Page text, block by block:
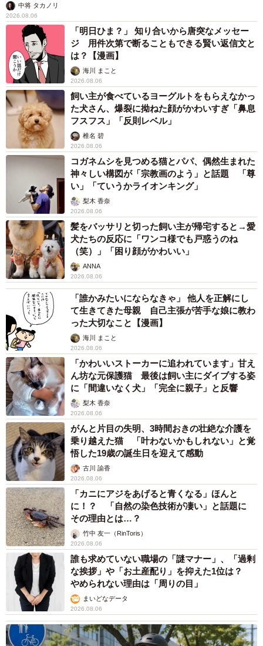
実家の父母を蔑む言葉（を言われた。）
暴力を受けたことに対して、何らかの手段を取っ
たか
実際に配偶者や元配偶者から言葉の暴力を受けたことがあ
る人を対象に、「言葉の暴力を受けたことに対して何らか
の手段を取ったか」と聞いたところ、「何らかの手段を取
った」と回答した人が28％、「取りたいと思ったが取れな
かった」と回答した人が30％、「取らなかった」と回答し
た人が42％でした。
また男性で、「何らかの手段を取った」と回答した人が
23.8％、「取りたいと思ったが取れなかった」と回答した
人が40.5％、「取らなかった」と回答した人が35.7％。女
性で、「何らかの手段を取った」と回答した人が31％、
「取りたいと思ったが取れなかった」と回答した人が
22.4％、「取らなかった」と回答した人が46.6％でした。
「何らかの手段を取った」と回答した男性は女性より約7％
も少なく、「取りたいと思ったが取れなかった」という男
性は女性より約20％多い結果となっています。
カケコム「夫婦間の言葉の暴力はDVになる？離婚できるケースと言動例5
選を解説」https://www.kakekomu.com/media/28848/ より
中将 タカノリ
2026.08.06
「明日ひま？」 知り合いから唐突なメッセー
ジ 用件次第で断ることもできる賢い返信文と
は？【漫画】
海川 まこと
2026.08.06
飼い主が食べているヨーグルトをもらえなかっ
た犬さん、爆裂に拗ねた顔がかわいすぎ「鼻息
フスフス」「反則レベル」
椎名 碧
2026.08.06
コガネムシを見つめる猫とパパ、偶然生まれた
神々しい構図が「宗教画のよう」と話題 「尊
い」「ていうかライオンキング」
梨木 香奈
2026.08.06
髪をバッサリと切った飼い主が帰宅すると→愛
犬たちの反応に「ワンコ様でも戸惑うのね
（笑）」「困り顔がかわいい」
ANNA
2026.08.06
「誰かみたいにならなきゃ」 他人を正解にし
て生きてきた母親 自己主張が苦手な娘に教わ
った大切なこと【漫画】
海川 まこと
2026.08.06
「かわいいストーカーに追われています」甘え
ん坊な元保護猫 最後は飼い主にダイブする姿
に「間違いなく犬」「完全に親子」と反響
梨木 香奈
2026.08.06
がんと片目の失明、3時間おきの壮絶な介護を
乗り越えた猫 「叶わないかもしれない」と覚
悟した19歳の誕生日を迎えて感動
古川 諭香
2026.08.06
「カニにアジをあげると青くなる」ほんと
に！？ 「自然の染色技術が凄い」と話題に
その理由とは…？
竹中 友一（RinToris）
2026.08.06
誰も求めていない職場の「謎マナー」、「過剰
な挨拶」や「お土産配り」を抑えた1位は？
やめられない理由は「周りの目」
まいどなデータ
2026.08.06